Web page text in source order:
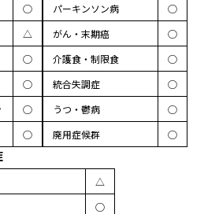
◯
△
◯
◯
◯
◯
パーキンソン病
◯
がん・末期癌
◯
介護食・制限食
◯
統合失調症
◯
うつ・鬱病
◯
廃用症候群
◯
△
◯